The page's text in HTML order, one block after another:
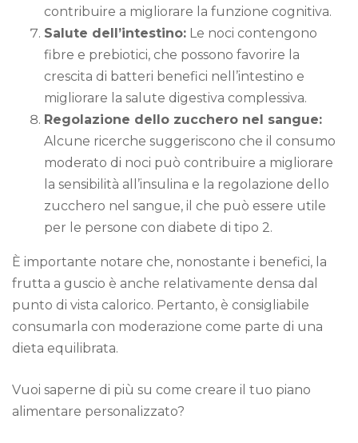
contribuire a migliorare la funzione cognitiva.
Salute dell’intestino: Le noci contengono
fibre e prebiotici, che possono favorire la
crescita di batteri benefici nell’intestino e
migliorare la salute digestiva complessiva.
Regolazione dello zucchero nel sangue:
Alcune ricerche suggeriscono che il consumo
moderato di noci può contribuire a migliorare
la sensibilità all’insulina e la regolazione dello
zucchero nel sangue, il che può essere utile
per le persone con diabete di tipo 2.
È importante notare che, nonostante i benefici, la
frutta a guscio è anche relativamente densa dal
punto di vista calorico. Pertanto, è consigliabile
consumarla con moderazione come parte di una
dieta equilibrata.
Vuoi saperne di più su come creare il tuo piano
alimentare personalizzato?